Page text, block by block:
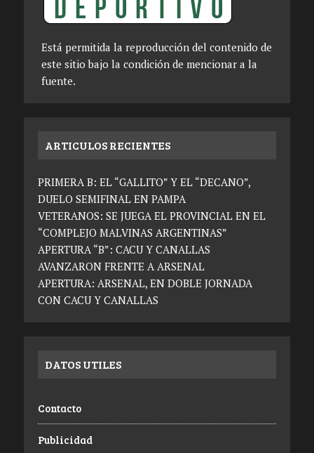
Está permitida la reproducción del contenido de
este sitio bajo la condición de mencionar a la
fuente.
ARTICULOS RECIENTES
PRIMERA B: EL “GALLITO” Y EL “DECANO”,
DUELO SEMIFINAL EN PAMPA
VETERANOS: SE JUEGA EL PROVINCIAL EN EL
“COMPLEJO MALVINAS ARGENTINAS”
APERTURA “B”: CACU Y CANALLAS
AVANZARON FRENTE A ARSENAL
APERTURA: ARSENAL, EN DOBLE JORNADA
CON CACU Y CANALLAS
DATOS UTILES
Contacto
Publicidad